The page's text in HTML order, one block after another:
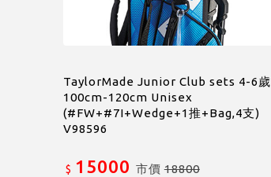
TaylorMade Junior Club sets 4-6歲
100cm-120cm Unisex
(#FW+#7I+Wedge+1推+Bag,4支)
V98596
$ 15000 市價18800